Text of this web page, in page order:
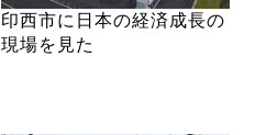
印西市に日本の経済成長の
現場を見た